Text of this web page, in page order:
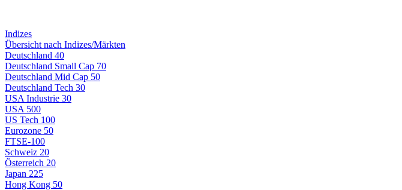
Indizes
Übersicht nach Indizes/Märkten
Deutschland 40
Deutschland Small Cap 70
Deutschland Mid Cap 50
Deutschland Tech 30
USA Industrie 30
USA 500
US Tech 100
Eurozone 50
FTSE-100
Schweiz 20
Österreich 20
Japan 225
Hong Kong 50